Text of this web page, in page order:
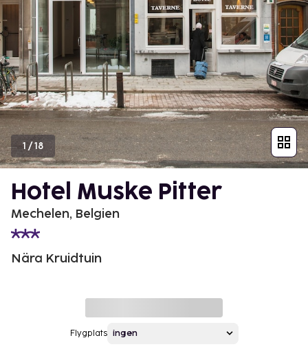
1 /18
Hotel Muske Pitter
Mechelen, Belgien
Nära Kruidtuin
Flygplats